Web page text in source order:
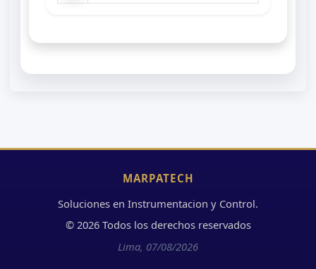
MARPATECH
Soluciones en Instrumentacion y Control.
© 2026 Todos los derechos reservados
Lima, 07/08/2026